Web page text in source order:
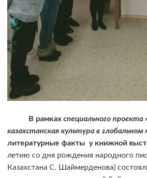
В рамках специального проекта
казахстанская культура в глобальном
литературные факты у книжной
летию со дня рождения народного
Казахстана С. Шаймерденова)